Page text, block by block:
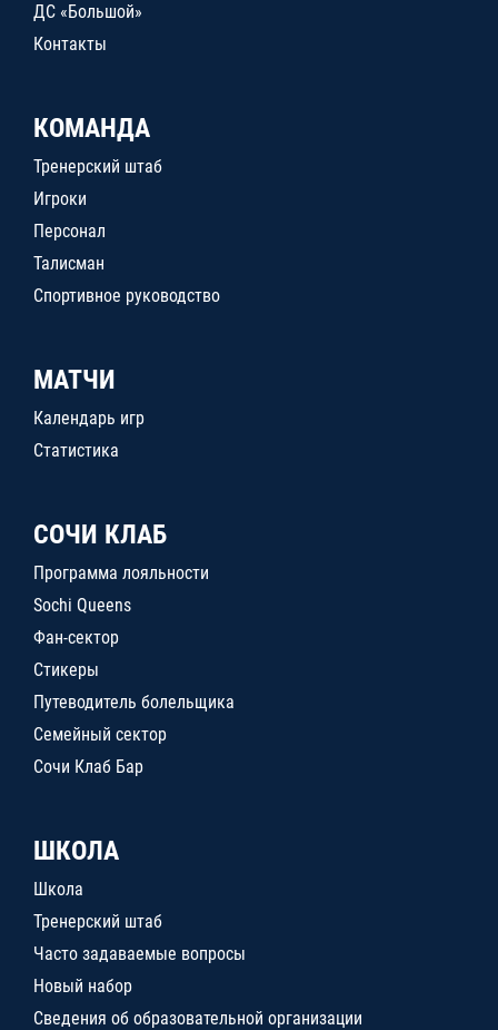
ДС «Большой»
Контакты
КОМАНДА
Тренерский штаб
Игроки
Персонал
Талисман
Спортивное руководство
МАТЧИ
Календарь игр
Статистика
СОЧИ КЛАБ
Программа лояльности
Sochi Queens
Фан-сектор
Стикеры
Путеводитель болельщика
Семейный сектор
Сочи Клаб Бар
ШКОЛА
Школа
Тренерский штаб
Часто задаваемые вопросы
Новый набор
Сведения об образовательной организации